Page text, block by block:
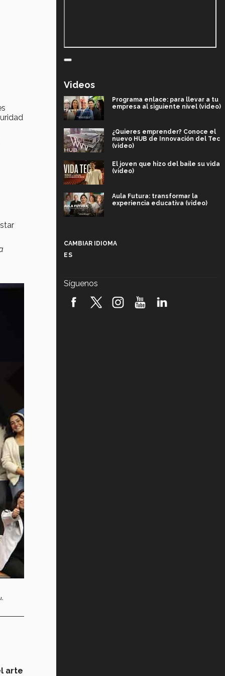
arte
Videos
Programa enlace: para llevar a tu
empresa al siguiente nivel (video)
¿Quieres emprender? Conoce el
nuevo HUB de Innovación del Tec
(video)
El joven que hizo del baile su vida
(video)
Aula Futura: transformar la
experiencia educativa (video)
robótica FIRST 2026! (video)
CAMBIAR IDIOMA
ES
Síguenos